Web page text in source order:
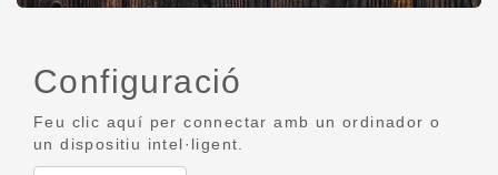
Configuració
Feu clic aquí per connectar amb un ordinador o
un dispositiu intel·ligent.